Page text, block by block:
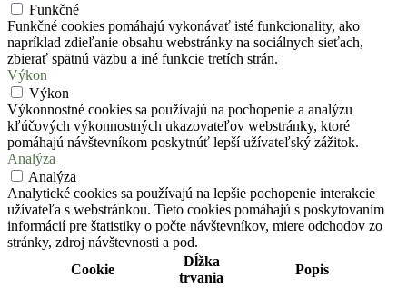
Funkčné
Funkčné cookies pomáhajú vykonávať isté funkcionality, ako
napríklad zdieľanie obsahu webstránky na sociálnych sieťach,
zbierať spätnú väzbu a iné funkcie tretích strán.
Výkon
Výkon
Výkonnostné cookies sa používajú na pochopenie a analýzu
kľúčových výkonnostných ukazovateľov webstránky, ktoré
pomáhajú návštevníkom poskytnúť lepší užívateľský zážitok.
Analýza
Analýza
Analytické cookies sa používajú na lepšie pochopenie interakcie
užívateľa s webstránkou. Tieto cookies pomáhajú s poskytovaním
informácií pre štatistiky o počte návštevníkov, miere odchodov zo
stránky, zdroj návštevnosti a pod.
Cookie
Dĺžka
trvania
Popis